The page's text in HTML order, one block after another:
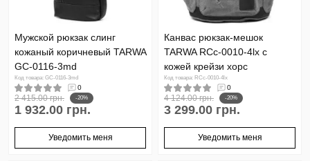
Мужской рюкзак слинг
кожаный коричневый TARWA
GC-0116-3md
Код товара: GC-0116-3md
0
2 415.00 грн. -20%
1 932.00 грн.
Уведомить меня
Канвас рюкзак-мешок
TARWA RCc-0010-4lx с
кожей крейзи хорс
Код товара: RCc-0010-4lx
0
4 124.00 грн. -20%
3 299.00 грн.
Уведомить меня